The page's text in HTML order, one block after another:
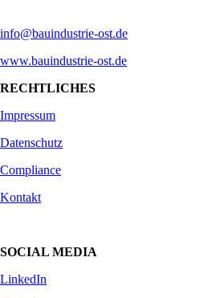
info@bauindustrie-ost.de
www.bauindustrie-ost.de
RECHTLICHES
Impressum
Datenschutz
Compliance
Kontakt
SOCIAL MEDIA
LinkedIn